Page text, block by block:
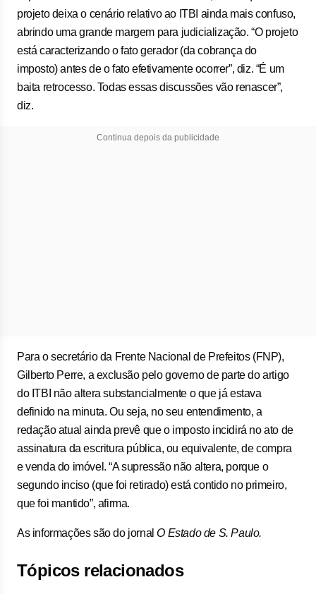
projeto deixa o cenário relativo ao ITBI ainda mais confuso,
abrindo uma grande margem para judicialização. “O projeto
está caracterizando o fato gerador (da cobrança do
imposto) antes de o fato efetivamente ocorrer”, diz. “É um
baita retrocesso. Todas essas discussões vão renascer”,
diz.
Continua depois da publicidade
Para o secretário da Frente Nacional de Prefeitos (FNP),
Gilberto Perre, a exclusão pelo governo de parte do artigo
do ITBI não altera substancialmente o que já estava
definido na minuta. Ou seja, no seu entendimento, a
redação atual ainda prevê que o imposto incidirá no ato de
assinatura da escritura pública, ou equivalente, de compra
e venda do imóvel. “A supressão não altera, porque o
segundo inciso (que foi retirado) está contido no primeiro,
que foi mantido”, afirma.
As informações são do jornalO Estado de S. Paulo.
Tópicos relacionados